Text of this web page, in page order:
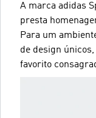
A marca adidas
presta
Para um
de design
favorito